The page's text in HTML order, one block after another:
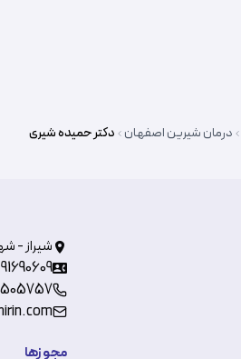
درمان شیریناصفهان دکترحمیده شیری
شیراز -
مجوزها